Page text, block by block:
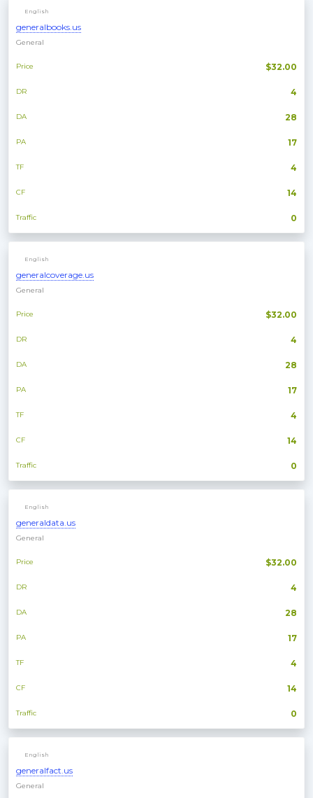
English
generalbooks.us
General
$32.00
Price
4
DR
28
DA
17
PA
4
TF
14
CF
0
Traffic
English
generalcoverage.us
General
$32.00
Price
4
DR
28
DA
17
PA
4
TF
14
CF
0
Traffic
English
generaldata.us
General
$32.00
Price
4
DR
28
DA
17
PA
4
TF
14
CF
0
Traffic
English
generalfact.us
General